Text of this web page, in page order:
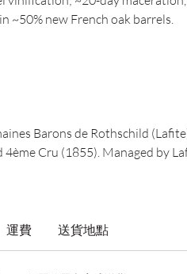
~50% new French oak barrels.
Barons de Rothschild
4ème Cru (1855). Managed by
運費 送貨地點